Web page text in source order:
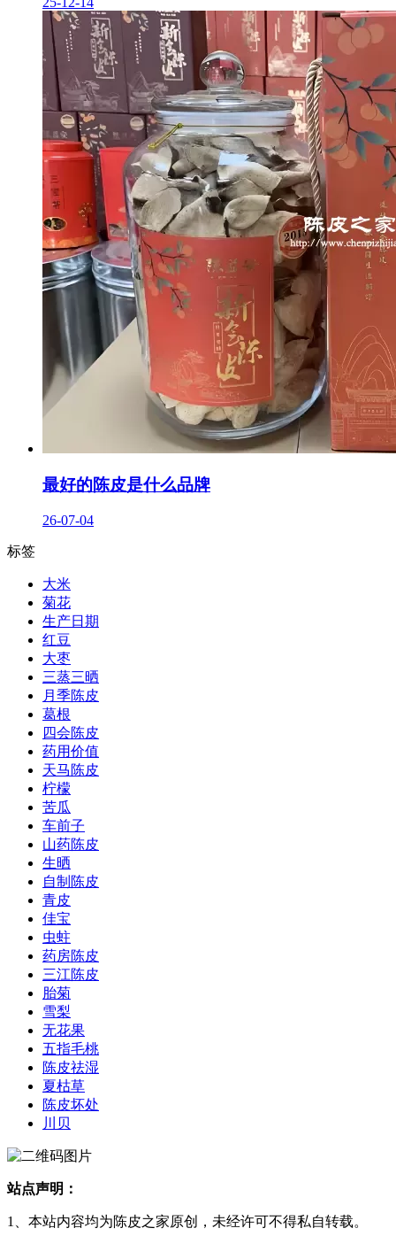
最好的陈皮是什么品牌
26-07-04
标签
大米
菊花
生产日期
红豆
大枣
三蒸三晒
月季陈皮
葛根
四会陈皮
药用价值
天马陈皮
柠檬
苦瓜
车前子
山药陈皮
生晒
自制陈皮
青皮
佳宝
虫蛀
药房陈皮
三江陈皮
胎菊
雪梨
无花果
五指毛桃
陈皮祛湿
夏枯草
陈皮坏处
川贝
站点声明：
1、本站内容均为陈皮之家原创，未经许可不得私自转载。